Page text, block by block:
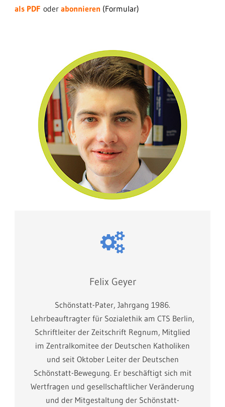
als PDF oder abonnieren (Formular)
Felix Geyer
Schönstatt-Pater, Jahrgang 1986.
Lehrbeauftragter für Sozialethik am CTS Berlin,
Schriftleiter der Zeitschrift Regnum, Mitglied
im Zentralkomitee der Deutschen Katholiken
und seit Oktober Leiter der Deutschen
Schönstatt-Bewegung. Er beschäftigt sich mit
Wertfragen und gesellschaftlicher Veränderung
und der Mitgestaltung der Schönstatt-